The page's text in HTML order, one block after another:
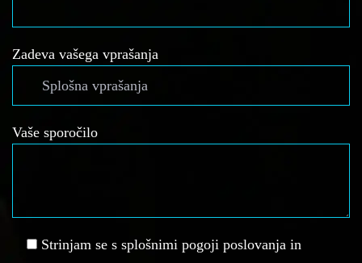
Zadeva vašega vprašanja
Vaše sporočilo
Strinjam se s splošnimi pogoji poslovanja in